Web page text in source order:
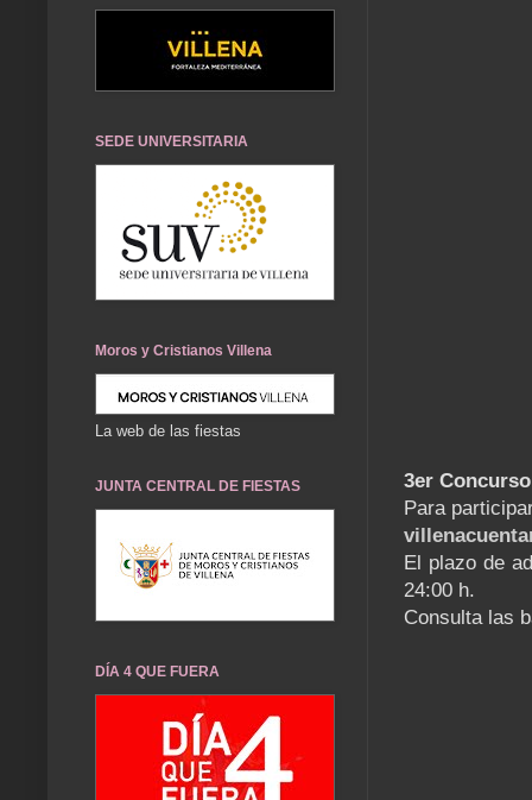
3er
Para
El plazo de
24:00 h.
Consulta las
SEDE UNIVERSITARIA
Moros y Cristianos Villena
La web de las fiestas
JUNTA CENTRAL DE FIESTAS
DÍA 4 QUE FUERA